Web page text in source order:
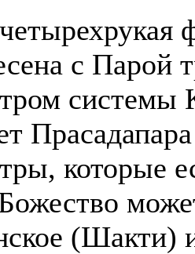
с Парой
системы
которые
(Шакти)